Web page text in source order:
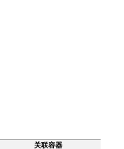
关联容器